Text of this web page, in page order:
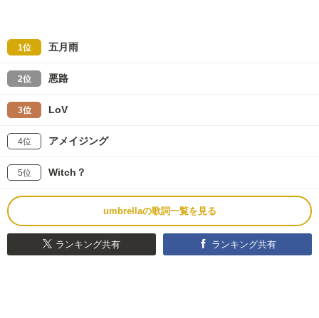
1位 五月雨
2位 悪路
3位 LoV
4位 アメイジング
5位 Witch？
umbrellaの歌詞一覧を見る
ランキング共有 ランキング共有